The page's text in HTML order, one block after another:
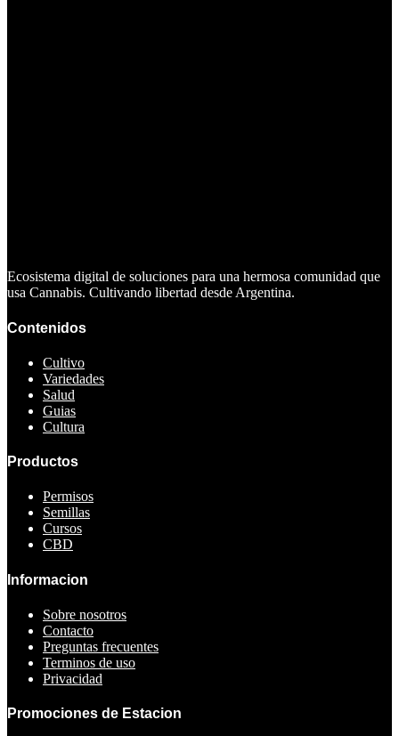
Ecosistema digital de soluciones para una hermosa comunidad que
usa Cannabis. Cultivando libertad desde Argentina.
Contenidos
Cultivo
Variedades
Salud
Guias
Cultura
Productos
Permisos
Semillas
Cursos
CBD
Informacion
Sobre nosotros
Contacto
Preguntas frecuentes
Terminos de uso
Privacidad
Promociones de Estacion